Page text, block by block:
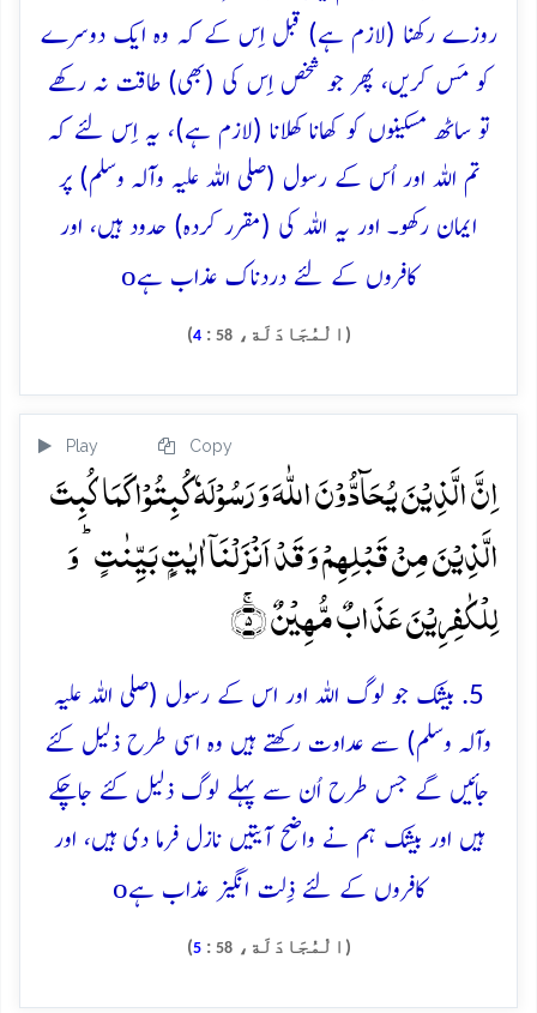
روزے رکھنا (لازم ہے) قبل اِس کے کہ وہ ایک دوسرے
کو مَس کریں، پھر جو شخص اِس کی (بھی) طاقت نہ رکھے
تو ساٹھ مسکینوں کو کھانا کھلانا (لازم ہے)، یہ اِس لئے کہ
تم اللہ اور اُس کے رسول (صلی اللہ علیہ وآلہ وسلم) پر
ایمان رکھو۔ اور یہ اللہ کی (مقرر کردہ) حدود ہیں، اور
کافروں کے لئے دردناک عذاب ہےo
(الْمُجَادَلَة،58
:
4
)
Play Copy
اِنَّ الَّذِیۡنَ یُحَآدُّوۡنَ اللّٰہَ وَ رَسُوۡلَہٗ کُبِتُوۡا کَمَا کُبِتَ
الَّذِیۡنَ مِنۡ قَبۡلِہِمۡ وَ قَدۡ اَنۡزَلۡنَاۤ اٰیٰتٍۭ بَیِّنٰتٍ ؕ وَ
لِلۡکٰفِرِیۡنَ عَذَابٌ مُّہِیۡنٌ ۚ﴿۵﴾
5. بیشک جو لوگ اللہ اور اس کے رسول (صلی اللہ علیہ
وآلہ وسلم) سے عداوت رکھتے ہیں وہ اسی طرح ذلیل کئے
جائیں گے جس طرح اُن سے پہلے لوگ ذلیل کئے جاچکے
ہیں اور بیشک ہم نے واضح آیتیں نازل فرما دی ہیں، اور
کافروں کے لئے ذِلت انگیز عذاب ہےo
(الْمُجَادَلَة،58
:
5
)